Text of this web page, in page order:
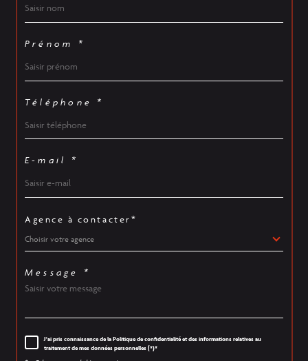
Agence à contacter*
Choisir votre agence
Prénom *
Téléphone *
E-mail *
Message *
J'ai pris connaissance de la Politique de confidentialité et des informations relatives au
traitement de mes données personnelles (*)*